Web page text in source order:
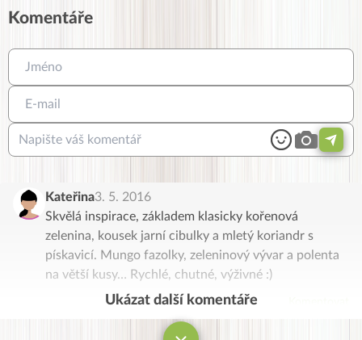
Komentáře
Kateřina3. 5. 2016
Skvělá inspirace, základem klasicky kořenová
zelenina, kousek jarní cibulky a mletý koriandr s
pískavicí. Mungo fazolky, zeleninový vývar a polenta
na větší kusy… Rychlé, chutné, výživné :)
Ukázat další komentáře